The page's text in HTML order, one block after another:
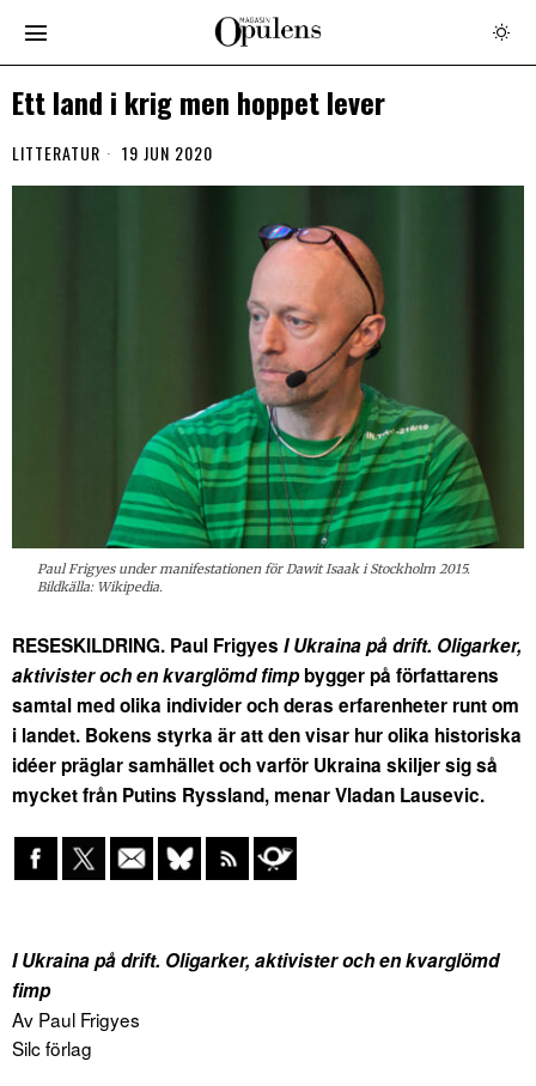
Ett land i krig men hoppet lever
LITTERATUR 19 JUN 2020
Paul Frigyes under manifestationen för Dawit Isaak i Stockholm 2015.
Bildkälla: Wikipedia.
RESESKILDRING. Paul Frigyes I Ukraina på drift. Oligarker,
aktivister och en kvarglömd fimpbygger på författarens
samtal med olika individer och deras erfarenheter runt om
i landet. Bokens styrka är att den visar hur olika historiska
idéer präglar samhället och varför Ukraina skiljer sig så
mycket från Putins Ryssland, menar Vladan Lausevic.
I Ukraina på drift. Oligarker, aktivister och en kvarglömd
fimp
Av Paul Frigyes
Silc förlag